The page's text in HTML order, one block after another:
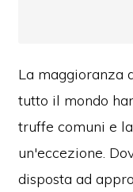
La maggioranza
tutto il mondo
truffe comuni e la
un'eccezione.
disposta ad